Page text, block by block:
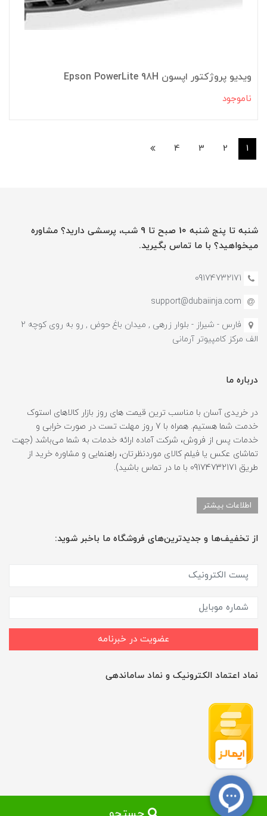
ویدیو پروژکتور اپسون Epson PowerLite 98H
ناموجود
1
2
3
4
شنبه تا پنج شنبه 10 صبح تا 9 شب، پرسشی دارید؟ مشاوره
میخواهید؟ با ما تماس بگیرید.
09174732171
support@dubaiinja.com
فارس - شیراز - بلوار زرهی , میدان باغ حوض , رو به روی کوچه 2
الف مرکز کامپیوتر آرمانی
درباره ما
در خریدی آسان با مناسب ترین قیمت های روز بازار کالاهای استوک
خدمت شما هستیم. همراه با 7 روز مهلت تست در صورت خرابی و
خدمات پس از فروش، شرکت آماده ارائه خدمات به شما می‌باشد (جهت
تماشای عکس یا فیلم کالای موردنظرتان، راهنمایی و مشاوره خرید از
طریق 09174732171 با ما در تماس باشید).
اطلاعات بیشتر
از تخفیف‌ها و جدیدترین‌های فروشگاه ما باخبر شوید:
عضویت در خبرنامه
نماد اعتماد الکترونیک و نماد ساماندهی